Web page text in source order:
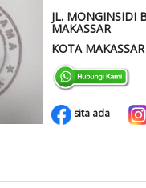
JL. MONGINSIDI
MAKASSAR
KOTA MAKASSAR
sita ada